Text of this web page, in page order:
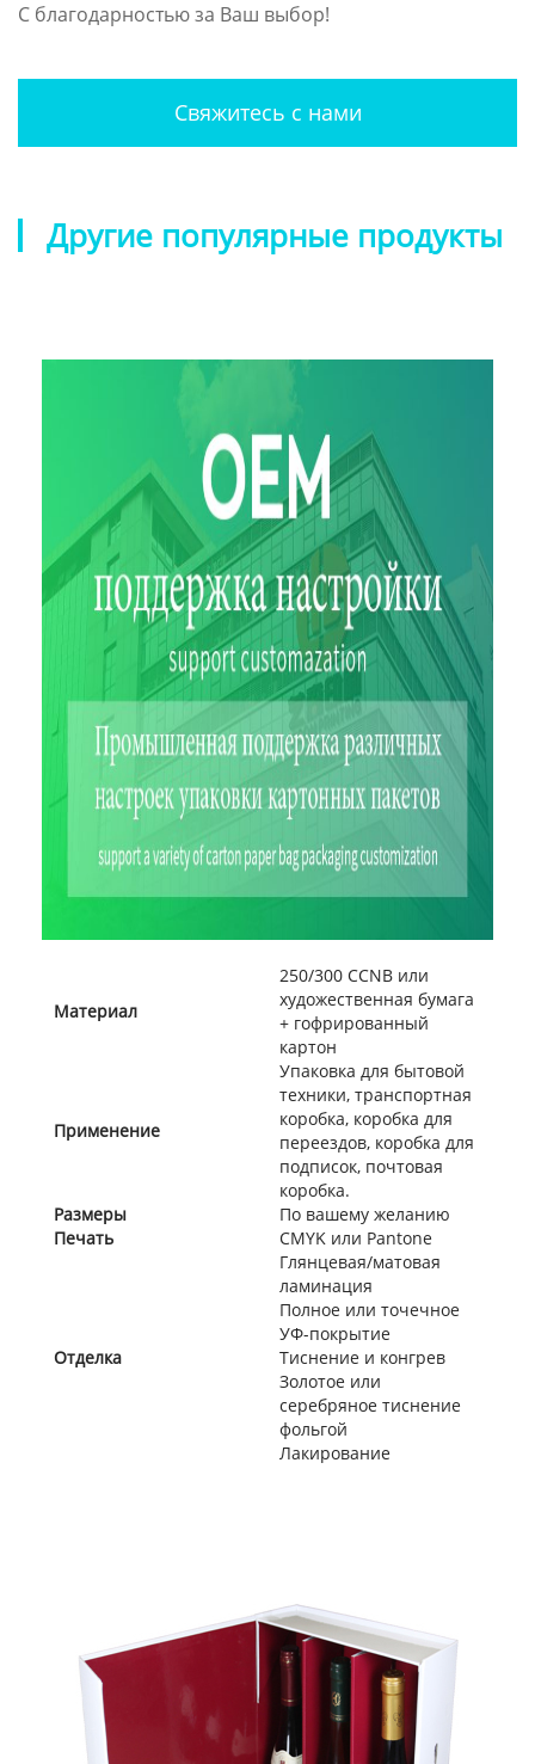
С благодарностью за Ваш выбор!
Свяжитесь с нами
Другие популярные продукты
Материал
250/300 CCNB или
художественная бумага
+ гофрированный
картон
Применение
Упаковка для бытовой
техники, транспортная
коробка, коробка для
переездов, коробка для
подписок, почтовая
коробка.
Размеры
По вашему желанию
Печать
CMYK или Pantone
Отделка
Глянцевая/матовая
ламинация
Полное или точечное
УФ-покрытие
Тиснение и конгрев
Золотое или
серебряное тиснение
фольгой
Лакирование